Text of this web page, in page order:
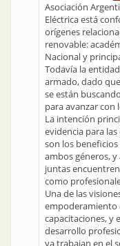
Asociación
Eléctrica está
orígenes
renovable:
Nacional y
Todavía la
armado, dado
se están
para avanzar con
La intención
evidencia para
son los
ambos géneros, y
juntas
como
Una de las
empoderamiento
capacitaciones, y
desarrollo
ya trabajan en el